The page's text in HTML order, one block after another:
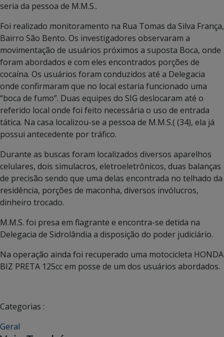
seria da pessoa de M.M.S..
Foi realizado monitoramento na Rua Tomas da Silva França,
Bairro São Bento. Os investigadores observaram a
movimentação de usuários próximos a suposta Boca, onde
foram abordados e com eles encontrados porções de
cocaína. Os usuários foram conduzidos até a Delegacia
onde confirmaram que no local estaria funcionado uma
“boca de fumo”. Duas equipes do SIG deslocaram até o
referido local onde foi feito necessária o uso de entrada
tática. Na casa localizou-se a pessoa de M.M.S.( (34), ela já
possui antecedente por tráfico.
Durante as buscas foram localizados diversos aparelhos
celulares, dois simulacros, eletroeletrônicos, duas balanças
de precisão sendo que uma delas encontrada no telhado da
residência, porções de maconha, diversos invólucros,
dinheiro trocado.
M.M.S. foi presa em flagrante e encontra-se detida na
Delegacia de Sidrolândia a disposição do poder judiciário.
Na operação ainda foi recuperado uma motocicleta HONDA
BIZ PRETA 125cc em posse de um dos usuários abordados.
Categorias :
Geral